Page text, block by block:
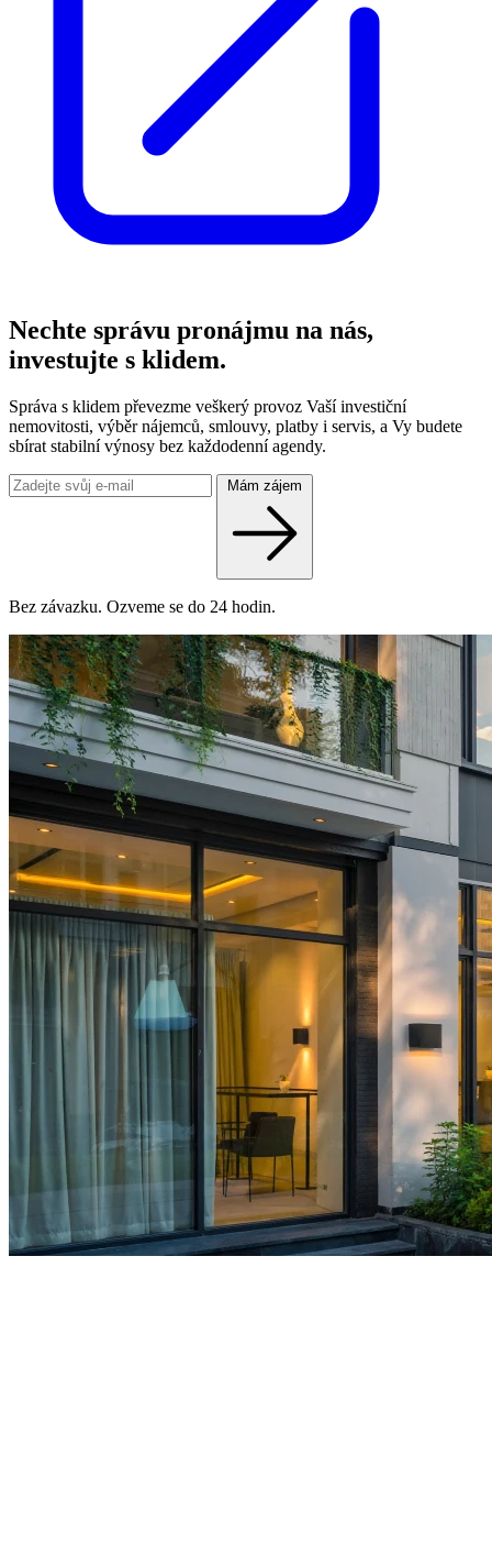
Nechte správu pronájmu na nás,
investujte s klidem.
Správa s klidem převezme veškerý provoz Vaší investiční
nemovitosti, výběr nájemců, smlouvy, platby i servis, a Vy budete
sbírat stabilní výnosy bez každodenní agendy.
Mám zájem
Bez závazku. Ozveme se do 24 hodin.